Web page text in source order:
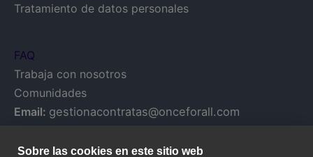
Tratamiento de datos personales
FAQ
Trabaja con nosotros
Comunidades
Email: gestionacontratas@onceforall.com
Sobre las cookies en este sitio web